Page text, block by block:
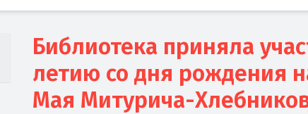
Библиотека приняла
летию со дня рождения
Мая Митурича-